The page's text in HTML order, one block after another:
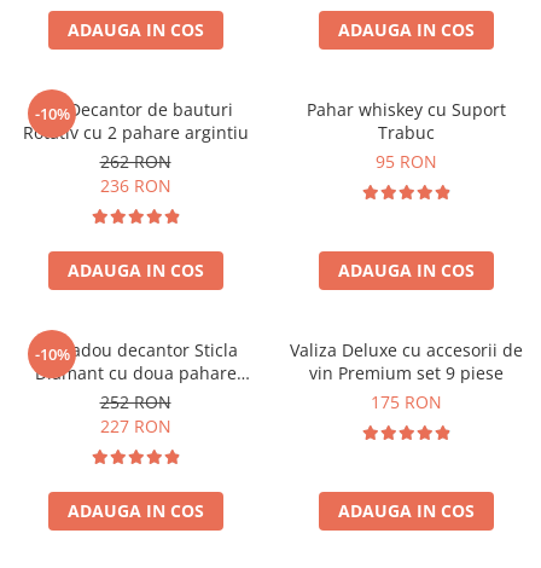
ADAUGA IN COS ADAUGA IN COS
-10%
Set Decantor de bauturi
Rotativ cu 2 pahare argintiu
262 RON
236 RON
ADAUGA IN COS
Pahar whiskey cu Suport
Trabuc
95 RON
ADAUGA IN COS
-10%
Set cadou decantor Sticla
Diamant cu doua pahare
Deluxe
252 RON
227 RON
ADAUGA IN COS
Valiza Deluxe cu accesorii de
vin Premium set 9 piese
175 RON
ADAUGA IN COS